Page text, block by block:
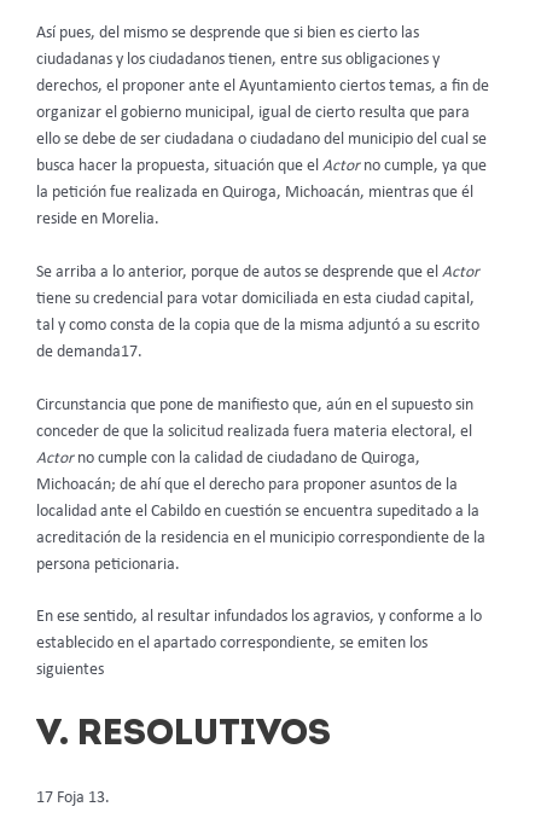
Así pues, del mismo se desprende que si bien es cierto las
ciudadanas y los ciudadanos tienen, entre sus obligaciones y
derechos, el proponer ante el Ayuntamiento ciertos temas, a fin de
organizar el gobierno municipal, igual de cierto resulta que para
ello se debe de ser ciudadana o ciudadano del municipio del cual se
busca hacer la propuesta, situación que el Actor no cumple, ya que
la petición fue realizada en Quiroga, Michoacán, mientras que él
reside en Morelia.
Se arriba a lo anterior, porque de autos se desprende que el Actor
tiene su credencial para votar domiciliada en esta ciudad capital,
tal y como consta de la copia que de la misma adjuntó a su escrito
de demanda17.
Circunstancia que pone de manifiesto que, aún en el supuesto sin
conceder de que la solicitud realizada fuera materia electoral, el
Actor no cumple con la calidad de ciudadano de Quiroga,
Michoacán; de ahí que el derecho para proponer asuntos de la
localidad ante el Cabildo en cuestión se encuentra supeditado a la
acreditación de la residencia en el municipio correspondiente de la
persona peticionaria.
En ese sentido, al resultar infundados los agravios, y conforme a lo
establecido en el apartado correspondiente, se emiten los
siguientes
V. RESOLUTIVOS
17 Foja 13.